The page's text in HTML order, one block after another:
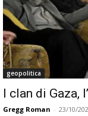
geopolitica
I clan di Gaza,
Gregg Roman - 23/10/